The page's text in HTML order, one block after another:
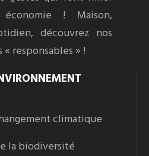
! Maison,
découvrez nos
responsables » !
climatique
la biodiversité